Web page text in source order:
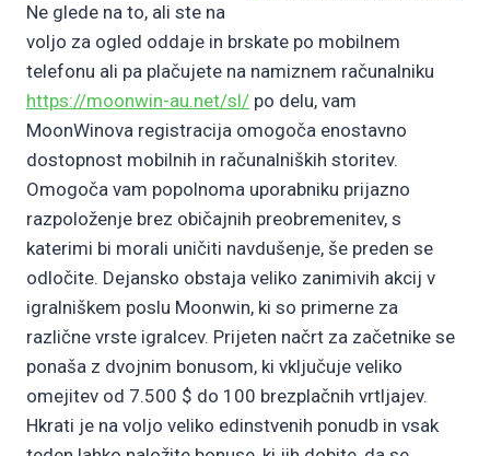
Ne glede na to, ali ste na
voljo za ogled oddaje in brskate po mobilnem
telefonu ali pa plačujete na namiznem računalniku
https://moonwin-au.net/sl/ po delu, vam
MoonWinova registracija omogoča enostavno
dostopnost mobilnih in računalniških storitev.
Omogoča vam popolnoma uporabniku prijazno
razpoloženje brez običajnih preobremenitev, s
katerimi bi morali uničiti navdušenje, še preden se
odločite. Dejansko obstaja veliko zanimivih akcij v
igralniškem poslu Moonwin, ki so primerne za
različne vrste igralcev. Prijeten načrt za začetnike se
ponaša z dvojnim bonusom, ki vključuje veliko
omejitev od 7.500 $ do 100 brezplačnih vrtljajev.
Hkrati je na voljo veliko edinstvenih ponudb in vsak